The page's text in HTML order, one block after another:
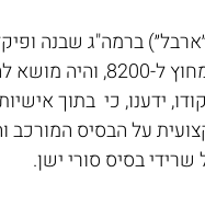
ברמה"ג שבנה
בצלמו ובשיטתו הבלתי שגרתית, שהביא מתוקף
ידענו, כי  בתוך
על הבסיס המורכב
בסיס סורי ישן.